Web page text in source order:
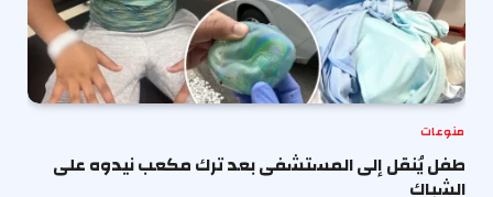
منوعات
طفل يُنقل إلى المستشفى بعد ترك مكعب نيدوه على
الشباك